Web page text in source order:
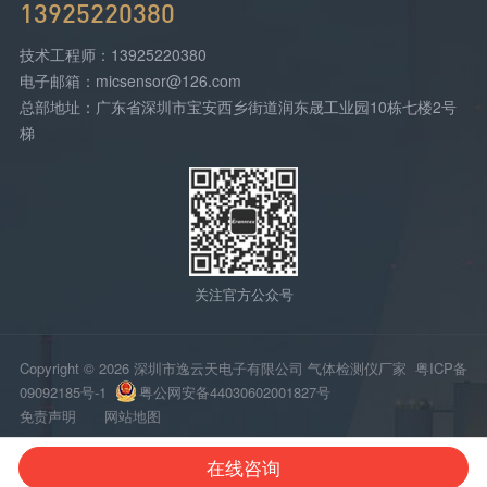
13925220380
技术工程师：13925220380
电子邮箱：micsensor@126.com
总部地址：广东省深圳市宝安西乡街道润东晟工业园10栋七楼2号
梯
关注官方公众号
Copyright © 2026 深圳市逸云天电子有限公司 气体检测仪厂家 粤ICP备
09092185号-1
粤公网安备44030602001827号
免责声明
网站地图
在线咨询